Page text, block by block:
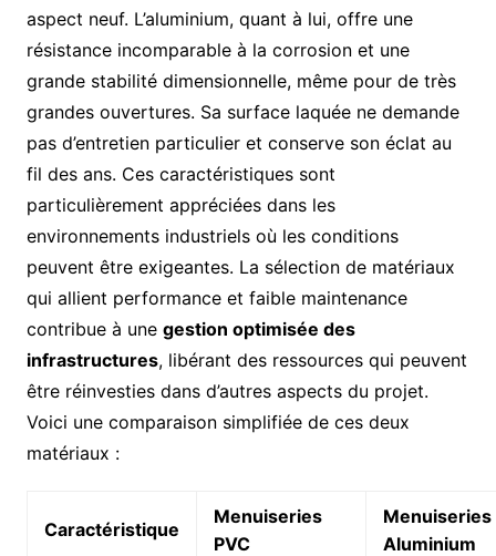
aspect neuf. L’aluminium, quant à lui, offre une
résistance incomparable à la corrosion et une
grande stabilité dimensionnelle, même pour de très
grandes ouvertures. Sa surface laquée ne demande
pas d’entretien particulier et conserve son éclat au
fil des ans. Ces caractéristiques sont
particulièrement appréciées dans les
environnements industriels où les conditions
peuvent être exigeantes. La sélection de matériaux
qui allient performance et faible maintenance
contribue à une gestion optimisée des
infrastructures, libérant des ressources qui peuvent
être réinvesties dans d’autres aspects du projet.
Voici une comparaison simplifiée de ces deux
matériaux :
Caractéristique
Menuiseries
PVC
Menuiseries
Aluminium